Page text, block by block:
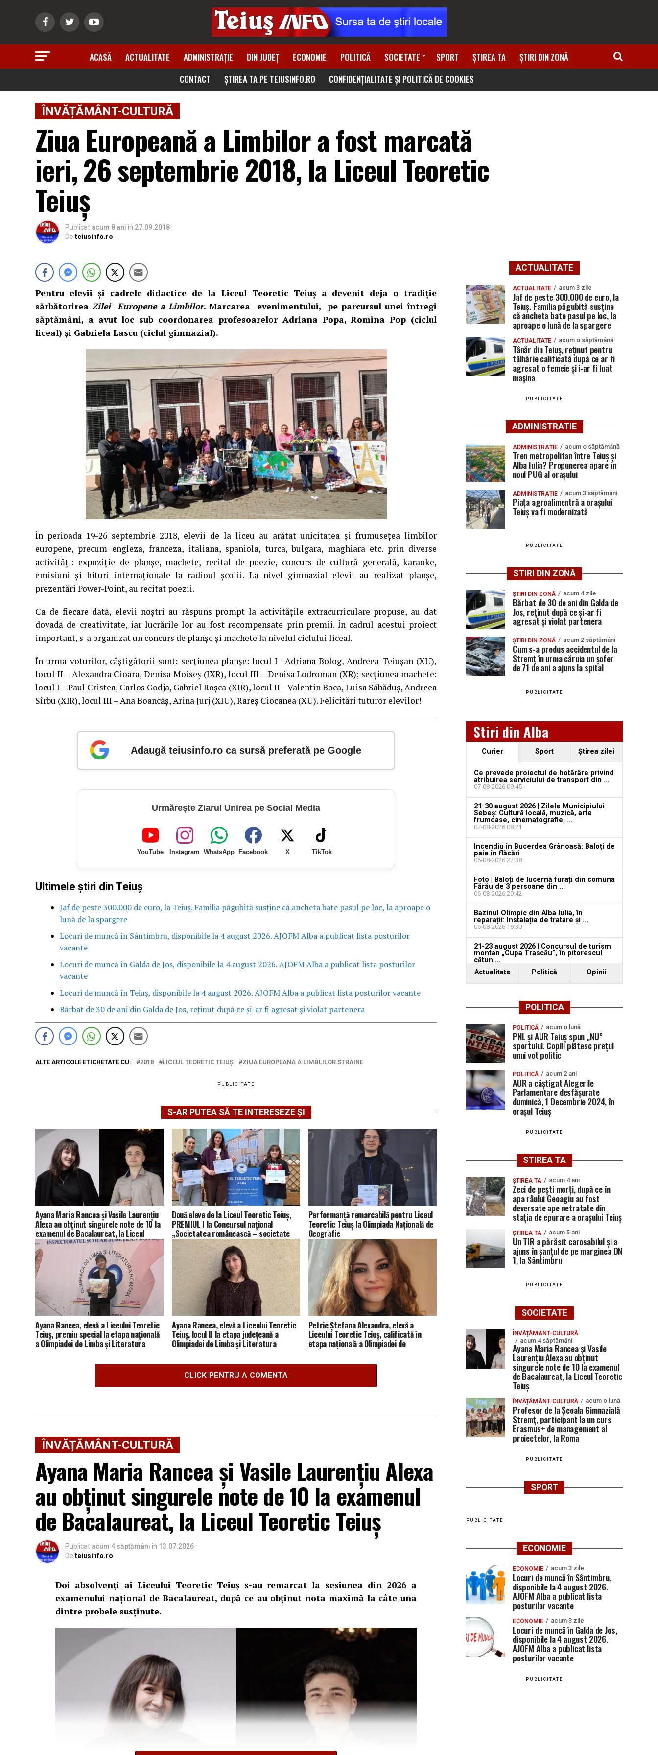
ACASĂ ACTUALITATE ADMINISTRAȚIE DIN JUDEȚ ECONOMIE POLITICĂ SOCIETATE SPORT ȘTIREA TA
ȘTIRI DIN ZONĂ
CONTACT
ȘTIREA TA PE TEIUSINFO.RO CONFIDENȚIALITATE ȘI POLITICĂ DE COOKIES
ÎNVĂȚĂMÂNT-CULTURĂ
Ziua Europeană a Limbilor a fost marcată
ieri, 26 septembrie 2018, la Liceul Teoretic
Teiuș
Publicat acum 8 ani în 27.09.2018
De teiusinfo.ro
Pentru elevii și cadrele didactice de la Liceul Teoretic Teiuș a devenit deja o tradiție
sărbătorirea Zilei Europene a Limbilor. Marcarea evenimentului, pe parcursul unei întregi
săptămâni, a avut loc sub coordonarea profesoarelor Adriana Popa, Romina Pop (ciclul
liceal) şi Gabriela Lascu (ciclul gimnazial).
În perioada 19-26 septembrie 2018, elevii de la liceu au arătat unicitatea și frumusețea limbilor
europene, precum engleza, franceza, italiana, spaniola, turca, bulgara, maghiara etc. prin diverse
activități: expoziție de planșe, machete, recital de poezie, concurs de cultură generală, karaoke,
emisiuni și hituri internaţionale la radioul școlii. La nivel gimnazial elevii au realizat planşe,
prezentări Power-Point, au recitat poezii.
Ca de fiecare dată, elevii noştri au răspuns prompt la activităţile extracurriculare propuse, au dat
dovadă de creativitate, iar lucrările lor au fost recompensate prin premii. În cadrul acestui proiect
important, s-a organizat un concurs de planşe şi machete la nivelul ciclului liceal.
În urma voturilor, câştigătorii sunt: secţiunea planşe: locul I –Adriana Bolog, Andreea Teiuşan (XU),
locul II – Alexandra Cioara, Denisa Moiseş (IXR), locul III – Denisa Lodroman (XR); secţiunea machete:
locul I – Paul Cristea, Carlos Godja, Gabriel Roşca (XIR), locul II – Valentin Boca, Luisa Săbăduş, Andreea
Sîrbu (XIR), locul III – Ana Boancăş, Arina Jurj (XIU), Rareş Ciocanea (XU). Felicitări tuturor elevilor!
Adaugă teiusinfo.ro ca sursă preferată pe Google
Urmărește Ziarul Unirea pe Social Media
YouTube Instagram WhatsApp Facebook X TikTok
Ultimele știri din Teiuș
Jaf de peste 300.000 de euro, la Teiuș. Familia păgubită susține că ancheta bate pasul pe loc, la aproape o
lună de la spargere
Locuri de muncă în Sântimbru, disponibile la 4 august 2026. AJOFM Alba a publicat lista posturilor
vacante
Locuri de muncă în Galda de Jos, disponibile la 4 august 2026. AJOFM Alba a publicat lista posturilor
vacante
Locuri de muncă în Teiuș, disponibile la 4 august 2026. AJOFM Alba a publicat lista posturilor vacante
Bărbat de 30 de ani din Galda de Jos, reținut după ce și-ar fi agresat și violat partenera
ALTE ARTICOLE ETICHETATE CU: 2018 LICEUL TEORETIC TEIUŞ ZIUA EUROPEANA A LIMBLILOR STRAINE
PUBLICITATE
S-AR PUTEA SĂ TE INTERESEZE ȘI
Ayana Maria Rancea și Vasile Laurențiu
Alexa au obținut singurele note de 10 la
examenul de Bacalaureat, la Liceul
Teoretic Teiuș
Două eleve de la Liceul Teoretic Teiuș,
PREMIUL I la Concursul național
„Societatea românească – societate
europeană”
Performanță remarcabilă pentru Liceul
Teoretic Teiuș la Olimpiada Națională de
Geografie
Ayana Rancea, elevă a Liceului Teoretic
Teiuș, premiu special la etapa națională
a Olimpiadei de Limba și Literatura
Ayana Rancea, elevă a Liceului Teoretic
Teiuș, locul II la etapa județeană a
Olimpiadei de Limba și Literatura
Petric Ștefana Alexandra, elevă a
Liceului Teoretic Teiuș, calificată în
etapa națională a Olimpiadei de
Psihologie
CLICK PENTRU A COMENTA
ÎNVĂȚĂMÂNT-CULTURĂ
Ayana Maria Rancea și Vasile Laurențiu Alexa
au obținut singurele note de 10 la examenul
de Bacalaureat, la Liceul Teoretic Teiuș
Publicat acum 4 săptămâni în 13.07.2026
De teiusinfo.ro
Doi absolvenți ai Liceului Teoretic Teiuș s-au remarcat la sesiunea din 2026 a
examenului național de Bacalaureat, după ce au obținut nota maximă la câte una
dintre probele susținute.
ACTUALITATE
ACTUALITATE acum 3 zile
Jaf de peste 300.000 de euro, la
Teiuș. Familia păgubită susține
că ancheta bate pasul pe loc, la
aproape o lună de la spargere
ACTUALITATE acum o săptămână
Tânăr din Teiuș, reținut pentru
tâlhărie calificată după ce ar fi
agresat o femeie și i-ar fi luat
mașina
PUBLICITATE
ADMINISTRATIE
ADMINISTRAȚIE acum o săptămână
Tren metropolitan între Teiuș și
Alba Iulia? Propunerea apare în
noul PUG al orașului
ADMINISTRAȚIE acum 3 săptămâni
Piața agroalimentră a orașului
Teiuș va fi modernizată
PUBLICITATE
STIRI DIN ZONĂ
ȘTIRI DIN ZONĂ acum 4 zile
Bărbat de 30 de ani din Galda de
Jos, reținut după ce și-ar fi
agresat și violat partenera
ȘTIRI DIN ZONĂ acum 2 săptămâni
Cum s-a produs accidentul de la
Stremț în urma căruia un șofer
de 71 de ani a ajuns la spital
PUBLICITATE
Stiri din Alba
Curier Sport Ştirea zilei
Ce prevede proiectul de hotărâre privind
atribuirea serviciului de transport din ...
07-08-2026 09:45
21-30 august 2026 | Zilele Municipiului
Sebeș: Cultură locală, muzică, arte
frumoase, cinematografie, ...
07-08-2026 08:21
Incendiu în Bucerdea Grânoasă: Baloți de
paie în flăcări
06-08-2026 22:38
Foto | Baloți de lucernă furați din comuna
Fărău de 3 persoane din ...
06-08-2026 20:42
Bazinul Olimpic din Alba Iulia, în
reparații: Instalația de tratare și ...
06-08-2026 16:30
21-23 august 2026 | Concursul de turism
montan „Cupa Trascău”, în pitorescul
cătun ...
Actualitate Politică Opinii
POLITICA
POLITICĂ acum o lună
PNL și AUR Teiuș spun „NU”
sportului. Copiii plătesc prețul
unui vot politic
POLITICĂ acum 2 ani
AUR a câștigat Alegerile
Parlamentare desfășurate
duminică, 1 Decembrie 2024, în
orașul Teiuș
PUBLICITATE
STIREA TA
ȘTIREA TA acum 4 ani
Zeci de pești morți, după ce în
apa râului Geoagiu au fost
deversate ape netratate din
stația de epurare a orașului Teiuș
ȘTIREA TA acum 5 ani
Un TIR a părăsit carosabilul și a
ajuns în șanțul de pe marginea DN
1, la Sântimbru
PUBLICITATE
SOCIETATE
ÎNVĂȚĂMÂNT-CULTURĂ
acum 4 săptămâni
Ayana Maria Rancea și Vasile
Laurențiu Alexa au obținut
singurele note de 10 la examenul
de Bacalaureat, la Liceul Teoretic
Teiuș
ÎNVĂȚĂMÂNT-CULTURĂ acum o lună
Profesor de la Școala Gimnazială
Stremț, participant la un curs
Erasmus+ de management al
proiectelor, la Roma
PUBLICITATE
SPORT
PUBLICITATE
ECONOMIE
ECONOMIE acum 3 zile
Locuri de muncă în Sântimbru,
disponibile la 4 august 2026.
AJOFM Alba a publicat lista
posturilor vacante
ECONOMIE acum 3 zile
Locuri de muncă în Galda de Jos,
disponibile la 4 august 2026.
AJOFM Alba a publicat lista
posturilor vacante
PUBLICITATE